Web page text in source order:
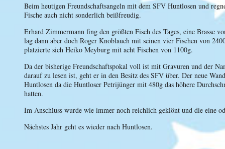
Beim heutigen Freundschaftsangeln mit dem SFV Huntlosen und
Fische auch nicht sonderlich beißfreudig.
Erhard Zimmermann fing den größten Fisch des Tages, eine Brasse
lag dann aber doch Roger Knoblauch mit seinen vier Fischen von
platzierte sich Heiko Meyburg mit acht Fischen von 1100g.
Da der bisherige Freundschaftspokal voll ist mit Gravuren und der
darauf zu lesen ist, geht er in den Besitz des SFV über. Der neue
Huntlosen da die Huntloser Petrijünger mit 480g das höhere
hatten.
Im Anschluss wurde wie immer noch reichlich geklönt und die eine
Nächstes Jahr geht es wieder nach Huntlosen.